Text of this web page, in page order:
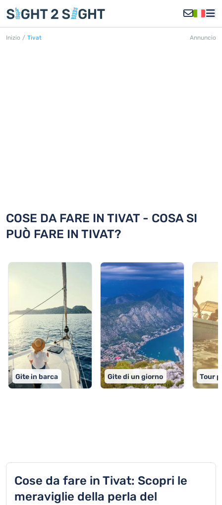
Inizio / Tivat Annuncio
COSE DA FARE IN TIVAT - COSA SI
PUÒ FARE IN TIVAT?
Gite in barca Gite di un giorno Tour
Cose da fare in Tivat: Scopri le
meraviglie della perla del